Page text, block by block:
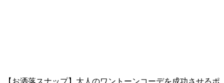
【お洒落スナップ】大人のワントーンコーデを成功させるポ